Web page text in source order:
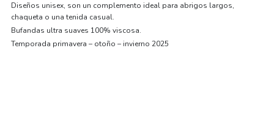
Diseños unisex, son un complemento ideal para abrigos largos,
chaqueta o una tenida casual.
Bufandas ultra suaves 100% viscosa.
Temporada primavera – otoño – invierno 2025